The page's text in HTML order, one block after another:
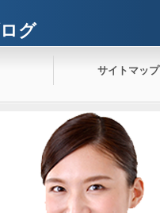
グ
サイトマップ